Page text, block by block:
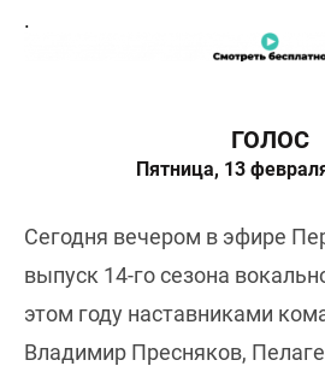
.
ГОЛОС
Пятница, 13
Сегодня вечером в эфире
выпуск 14-го сезона
этом году наставниками
Владимир Пресняков,